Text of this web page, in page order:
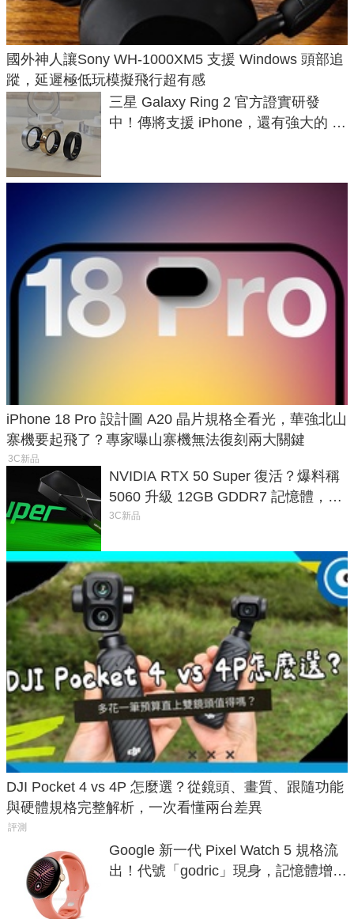
國外神人讓Sony WH-1000XM5 支援 Windows 頭部追
蹤，延遲極低玩模擬飛行超有感
三星 Galaxy Ring 2 官方證實研發
中！傳將支援 iPhone，還有強大的 AI
iPhone 18 Pro 設計圖 A20 晶片規格全看光，華強北山
寨機要起飛了？專家曝山寨機無法復刻兩大關鍵
3C新品
NVIDIA RTX 50 Super 復活？爆料稱
5060 升級 12GB GDDR7 記憶體，這
次規格終於不擠牙膏
3C新品
DJI Pocket 4 vs 4P 怎麼選？從鏡頭、畫質、跟隨功能
與硬體規格完整解析，一次看懂兩台差異
評測
Google 新一代 Pixel Watch 5 規格流
出！代號「godric」現身，記憶體增強